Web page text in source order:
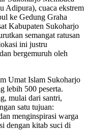
Adipura), cuaca ekstrem
ke Gedung Graha
Kabupaten Sukoharjo
semangat ratusan
ini justru
bergemuruh oleh
Umat Islam Sukoharjo
lebih 500 peserta.
mulai dari santri,
satu tujuan:
menginspirasi warga
dengan kitab suci di